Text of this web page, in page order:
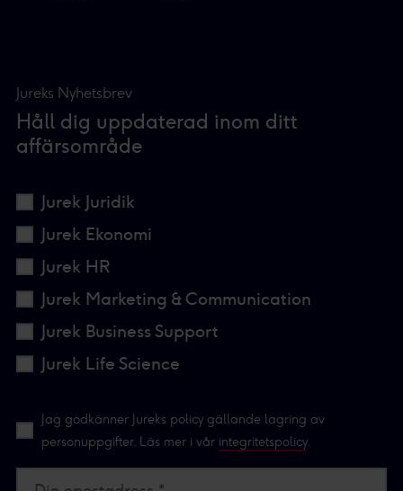
Jureks Nyhetsbrev
Håll dig uppdaterad inom ditt
affärsområde
Jurek Juridik
Jurek Ekonomi
Jurek HR
Jurek Marketing & Communication
Jurek Business Support
Jurek Life Science
Jag godkänner Jureks policy gällande lagring av
personuppgifter. Läs mer i vår integritetspolicy.